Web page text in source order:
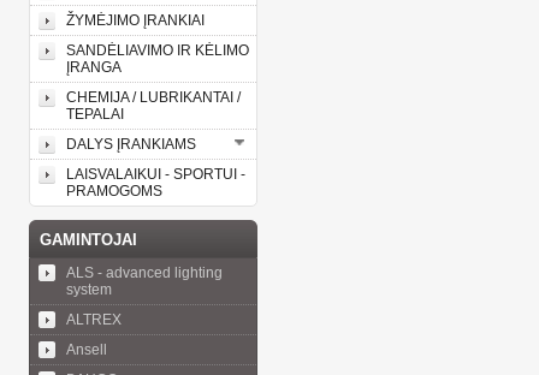
ŽYMĖJIMO ĮRANKIAI
SANDĖLIAVIMO IR KĖLIMO
ĮRANGA
CHEMIJA / LUBRIKANTAI /
TEPALAI
DALYS ĮRANKIAMS
LAISVALAIKUI - SPORTUI -
PRAMOGOMS
GAMINTOJAI
ALS - advanced lighting
system
ALTREX
Ansell